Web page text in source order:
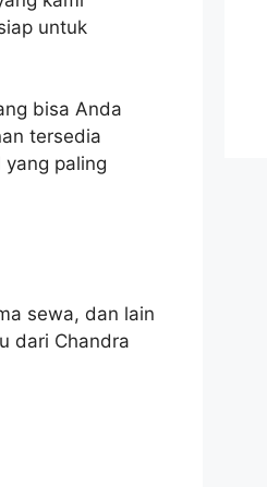
untuk
bisa Anda
tersedia
paling
sewa, dan lain
dari Chandra